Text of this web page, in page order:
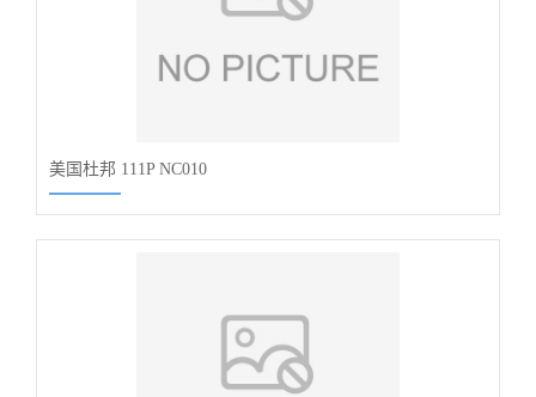
美国杜邦 111P NC010